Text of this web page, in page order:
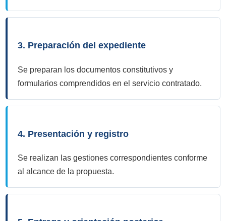
3. Preparación del expediente
Se preparan los documentos constitutivos y
formularios comprendidos en el servicio contratado.
4. Presentación y registro
Se realizan las gestiones correspondientes conforme
al alcance de la propuesta.